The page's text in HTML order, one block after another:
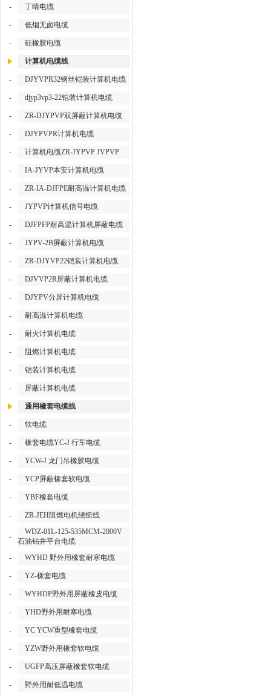
- 丁晴电缆
- 低烟无卤电缆
- 硅橡胶电缆
计算机电缆线
- DJYVPR32钢丝铠装计算机电缆
- djyp3vp3-22铠装计算机电缆
- ZR-DJYPVP双屏蔽计算机电缆
- DJYPVPR计算机电缆
- 计算机电缆ZR-JYPVP JVPVP
- IA-JYVP本安计算机电缆
- ZR-IA-DJFPE耐高温计算机电缆
- JYPVP计算机信号电缆
- DJFPFP耐高温计算机屏蔽电缆
- JYPV-2B屏蔽计算机电缆
- ZR-DJYVP22铠装计算机电缆
- DJVVP2R屏蔽计算机电缆
- DJYPV分屏计算机电缆
- 耐高温计算机电缆
- 耐火计算机电缆
- 阻燃计算机电缆
- 铠装计算机电缆
- 屏蔽计算机电缆
通用橡套电缆线
- 软电缆
- 橡套电缆YC-J 行车电缆
- YCW-J 龙门吊橡胶电缆
- YCP屏蔽橡套软电缆
- YBF橡套电缆
- ZR-JEH阻燃电机绕组线
-
WDZ-01L-125-535MCM-2000V
石油钻井平台电缆
-
WYHD 野外用橡套耐寒电缆
- YZ-橡套电缆
- WYHDP野外用屏蔽橡皮电缆
- YHD野外用耐寒电缆
- YC YCW重型橡套电缆
- YZW野外用橡套软电缆
- UGFP高压屏蔽橡套软电缆
- 野外用耐低温电缆